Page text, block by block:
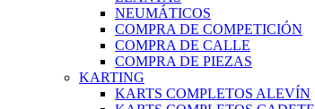
NEUMÁTICOS
COMPRA DE COMPETICIÓN
COMPRA DE CALLE
COMPRA DE PIEZAS
KARTING
KARTS COMPLETOS ALEVÍN